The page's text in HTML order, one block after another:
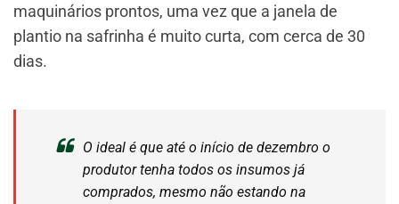
maquinários prontos, uma vez que a janela de
plantio na safrinha é muito curta, com cerca de 30
dias.
O ideal é que até o início de dezembro o
produtor tenha todos os insumos já
comprados, mesmo não estando na